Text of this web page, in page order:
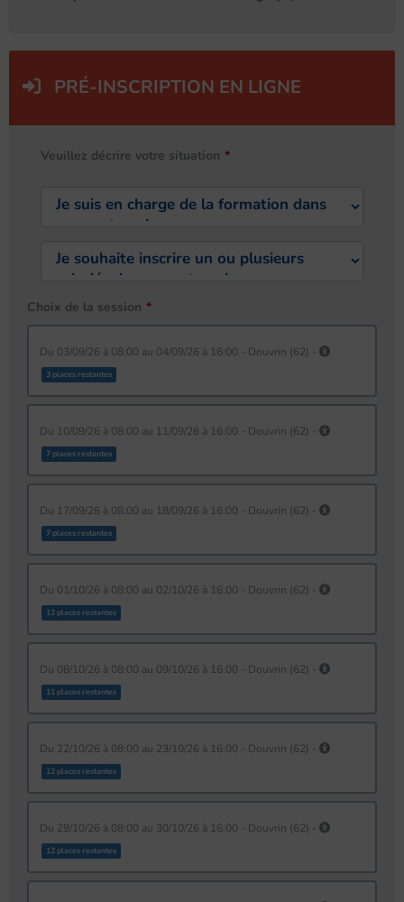
PRÉ-INSCRIPTION EN LIGNE
Veuillez décrire votre situation
Choix de la session
du 03/09/26 à 08:00 au 04/09/26 à 16:00 - Douvrin (62) -
3 places restantes
du 10/09/26 à 08:00 au 11/09/26 à 16:00 - Douvrin (62) -
7 places restantes
du 17/09/26 à 08:00 au 18/09/26 à 16:00 - Douvrin (62) -
7 places restantes
du 01/10/26 à 08:00 au 02/10/26 à 16:00 - Douvrin (62) -
12 places restantes
du 08/10/26 à 08:00 au 09/10/26 à 16:00 - Douvrin (62) -
11 places restantes
du 22/10/26 à 08:00 au 23/10/26 à 16:00 - Douvrin (62) -
12 places restantes
du 29/10/26 à 08:00 au 30/10/26 à 16:00 - Douvrin (62) -
12 places restantes